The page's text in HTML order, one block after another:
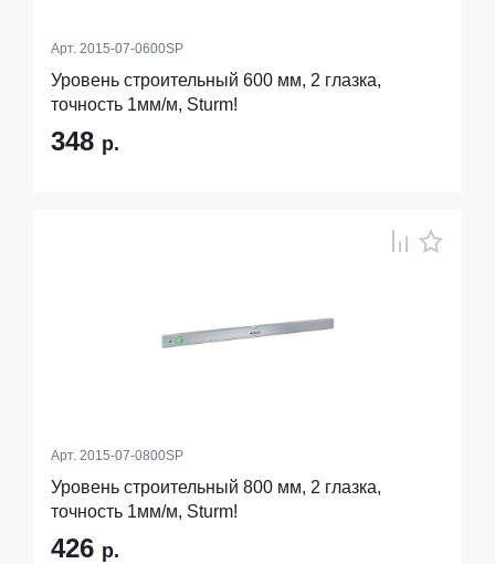
Арт. 2015-07-0600SP
Уровень строительный 600 мм, 2 глазка,
точность 1мм/м, Sturm!
348 р.
Арт. 2015-07-0800SP
Уровень строительный 800 мм, 2 глазка,
точность 1мм/м, Sturm!
426 р.